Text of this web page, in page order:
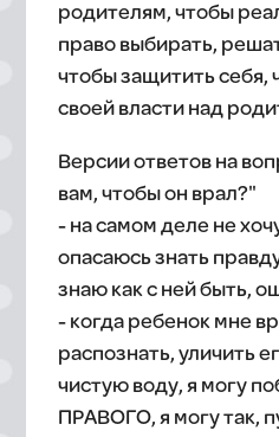
родителям, чтобы
право выбирать,
чтобы защитить себя,
своей власти над
Версии ответов на
вам, чтобы он врал?"
- на самом деле не
опасаюсь знать
знаю как с ней быть,
- когда ребенок мне
распознать, уличить
чистую воду, я могу
ПРАВОГО, я могу так,